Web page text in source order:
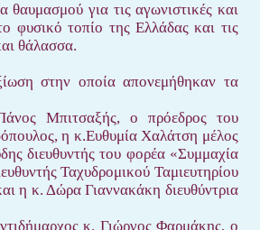
θαυμασμού για τις αγωνιστικές και
φυσικό τοπίο της Ελλάδας και τις
θάλασσα.
στην οποία απονεμήθηκαν τα
Μπιτσαξής, ο πρόεδρος του
η κ.Ευθυμία Χαλάτση μέλος
διευθυντής του φορέα «Συμμαχία
Ταχυδρομικού Ταμιευτηρίου
η κ. Δώρα Γιαννακάκη διευθύντρια
κ. Γιώργος Φαρμάκης, ο